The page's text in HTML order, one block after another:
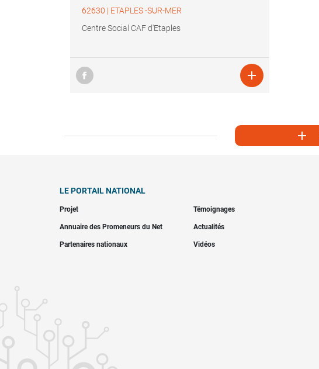
62630 | ETAPLES -SUR-MER
Centre Social CAF d'Etaples


LE PORTAIL NATIONAL
Projet Témoignages
Annuaire des Promeneurs du Net Actualités
Partenaires nationaux Vidéos